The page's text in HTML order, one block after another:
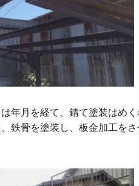
年月を経て、錆て塗装はめく
鉄骨を塗装し、板金加工をさ